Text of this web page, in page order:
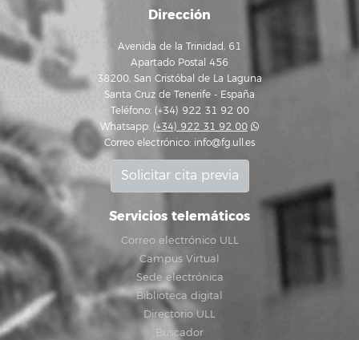
Dirección
Avenida de la Trinidad, 61
Apartado Postal 456
38200, San Cristóbal de La Laguna
Santa Cruz de Tenerife - España
Teléfono: (+34) 922 31 92 00
Whatsapp: (+34) 922 31 92 00
Correo electrónico: info@fg.ull.es
Solicitar cita previa
Servicios telemáticos
Correo electrónico ULL
Campus Virtual
Sede electrónica
Biblioteca digital
Directorio ULL
Buscador